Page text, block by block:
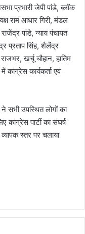
प्रभारी जेपी पांडे, ब्लॉक
राम आधार गिरी, मंडल
पांडे, न्याय पंचायत
प्रताप सिंह, शैलेंद्र
खर्चू चौहान, हातिम
कांग्रेस कार्यकर्ता एवं
सभी उपस्थित लोगों का
कांग्रेस पार्टी का संघर्ष
स्तर पर चलाया